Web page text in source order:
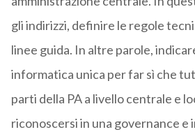
gli indirizzi, definire le regole
linee guida. In altre parole,
informatica unica per far sì che
parti della PA a livello centrale e
riconoscersi in una governance e